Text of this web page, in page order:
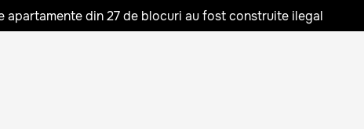
apartamente din 27 de blocuri au fost construite ilegal